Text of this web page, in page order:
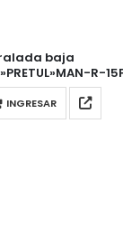
baja
R-
INGRESAR